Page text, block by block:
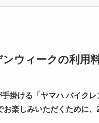
ウィークの利用
掛ける「ヤマハ バイク
お楽しみいただくために